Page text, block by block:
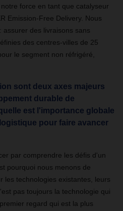
force en tant que catalyseur
Emission-Free Delivery. Nous
assurer des livraisons sans
des centres-villes de 25
le segment non réfrigéré,
sont deux axes majeurs
durable de
est l'importance globale
pour faire avancer
par comprendre les défis d'un
pourquoi nous menons de
les technologies existantes, leurs
pas toujours la technologie qui
regard qui est la plus